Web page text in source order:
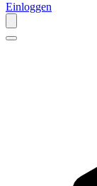
Einloggen